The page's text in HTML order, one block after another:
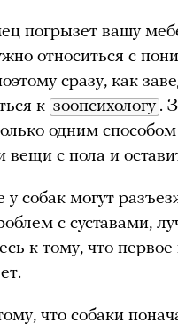
погрызет вашу
относиться с
сразу, как
к зоопсихологу .
одним
вещи с пола и
у собак могут
с суставами,
к тому, что
что собаки